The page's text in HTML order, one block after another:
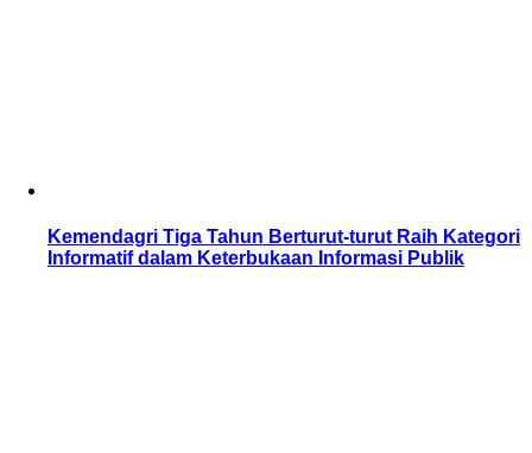
Kemendagri Tiga Tahun Berturut-turut Raih Kategori
Informatif dalam Keterbukaan Informasi Publik